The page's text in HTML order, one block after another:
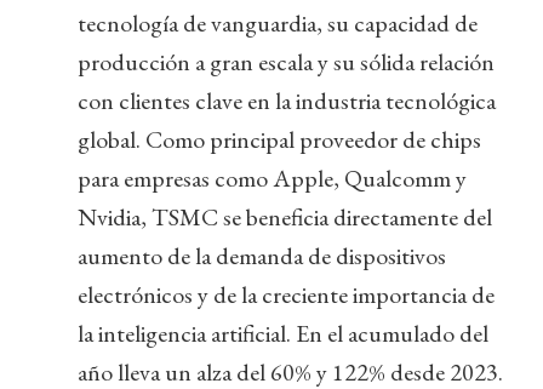
tecnología de vanguardia, su capacidad de
producción a gran escala y su sólida relación
con clientes clave en la industria tecnológica
global. Como principal proveedor de chips
para empresas como Apple, Qualcomm y
Nvidia, TSMC se beneficia directamente del
aumento de la demanda de dispositivos
electrónicos y de la creciente importancia de
la inteligencia artificial. En el acumulado del
año lleva un alza del 60% y 122% desde 2023.